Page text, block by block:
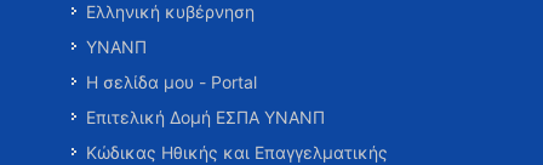
Ελληνική κυβέρνηση
ΥΝΑΝΠ
Η σελίδα μου - Portal
Επιτελική Δομή ΕΣΠΑ ΥΝΑΝΠ
Κώδικας Ηθικής και Επαγγελματικής